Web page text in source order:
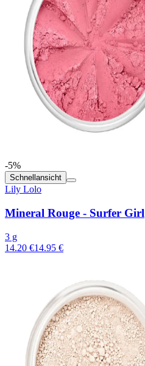
-5%
Schnellansicht
Lily Lolo
Mineral Rouge - Surfer Girl
3 g
14.20 €14.95 €